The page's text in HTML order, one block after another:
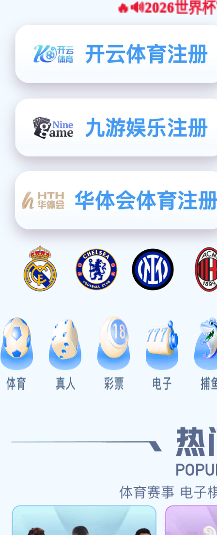
🔥🔊2026世界杯官网